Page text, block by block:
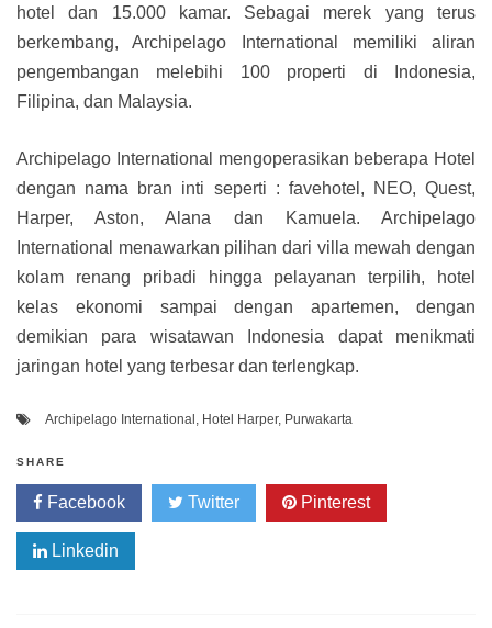
hotel dan 15.000 kamar. Sebagai merek yang terus
berkembang, Archipelago International memiliki aliran
pengembangan melebihi 100 properti di Indonesia,
Filipina, dan Malaysia.
Archipelago International mengoperasikan beberapa Hotel
dengan nama bran inti seperti : favehotel, NEO, Quest,
Harper, Aston, Alana dan Kamuela. Archipelago
International menawarkan pilihan dari villa mewah dengan
kolam renang pribadi hingga pelayanan terpilih, hotel
kelas ekonomi sampai dengan apartemen, dengan
demikian para wisatawan Indonesia dapat menikmati
jaringan hotel yang terbesar dan terlengkap.
Archipelago International , Hotel Harper, Purwakarta
SHARE
Facebook Twitter Pinterest
Linkedin